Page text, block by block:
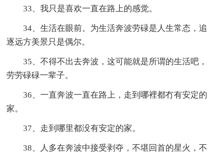
33、我只是喜欢一直在路上的感觉。
34、生活在眼前。为生活奔波劳碌是人生常态，追
逐远方美景只是偶尔。
35、不得不出去奔波，这可能就是所谓的生活吧，
劳劳碌碌一辈子。
36、一直奔波一直在路上，走到哪裡都冇有安定的
家。
37、走到哪里都没有安定的家。
38、人多在奔波中接受剥夺，不堪回首的星火，不